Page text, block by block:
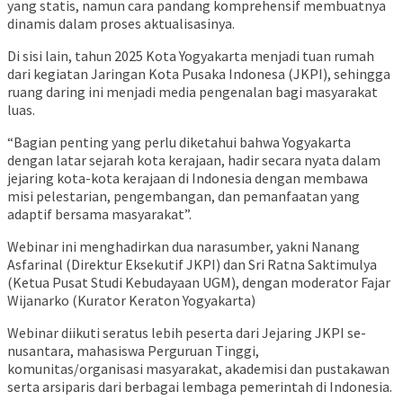
yang statis, namun cara pandang komprehensif membuatnya
dinamis dalam proses aktualisasinya.
Di sisi lain, tahun 2025 Kota Yogyakarta menjadi tuan rumah
dari kegiatan Jaringan Kota Pusaka Indonesa (JKPI), sehingga
ruang daring ini menjadi media pengenalan bagi masyarakat
luas.
“Bagian penting yang perlu diketahui bahwa Yogyakarta
dengan latar sejarah kota kerajaan, hadir secara nyata dalam
jejaring kota-kota kerajaan di Indonesia dengan membawa
misi pelestarian, pengembangan, dan pemanfaatan yang
adaptif bersama masyarakat”.
Webinar ini menghadirkan dua narasumber, yakni Nanang
Asfarinal (Direktur Eksekutif JKPI) dan Sri Ratna Saktimulya
(Ketua Pusat Studi Kebudayaan UGM), dengan moderator Fajar
Wijanarko (Kurator Keraton Yogyakarta)
Webinar diikuti seratus lebih peserta dari Jejaring JKPI se-
nusantara, mahasiswa Perguruan Tinggi,
komunitas/organisasi masyarakat, akademisi dan pustakawan
serta arsiparis dari berbagai lembaga pemerintah di Indonesia.